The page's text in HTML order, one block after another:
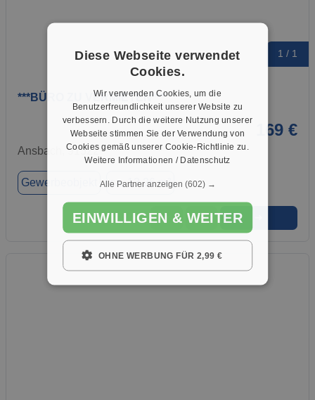
1 / 1
***BÜRO ZU VERMIETEN***
169 €
Ansbach, 91522
Gewerbeobjekt ca. 13,26 m²
★ ➦
Diese Webseite verwendet
Cookies.
Wir verwenden Cookies, um die
Benutzerfreundlichkeit unserer Website zu
verbessern. Durch die weitere Nutzung unserer
Webseite stimmen Sie der Verwendung von
Cookies gemäß unserer Cookie-Richtlinie zu.
Weitere Informationen / Datenschutz
Alle Partner anzeigen (602) →
EINWILLIGEN & WEITER
OHNE WERBUNG FÜR 2,99 €